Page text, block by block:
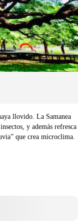
llovido. La Samanea
y además refresca
que crea microclima.